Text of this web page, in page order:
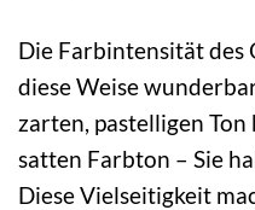
Die Farbintensität des
diese Weise
zarten, pastelligen
satten Farbton – Sie
Diese Vielseitigkeit